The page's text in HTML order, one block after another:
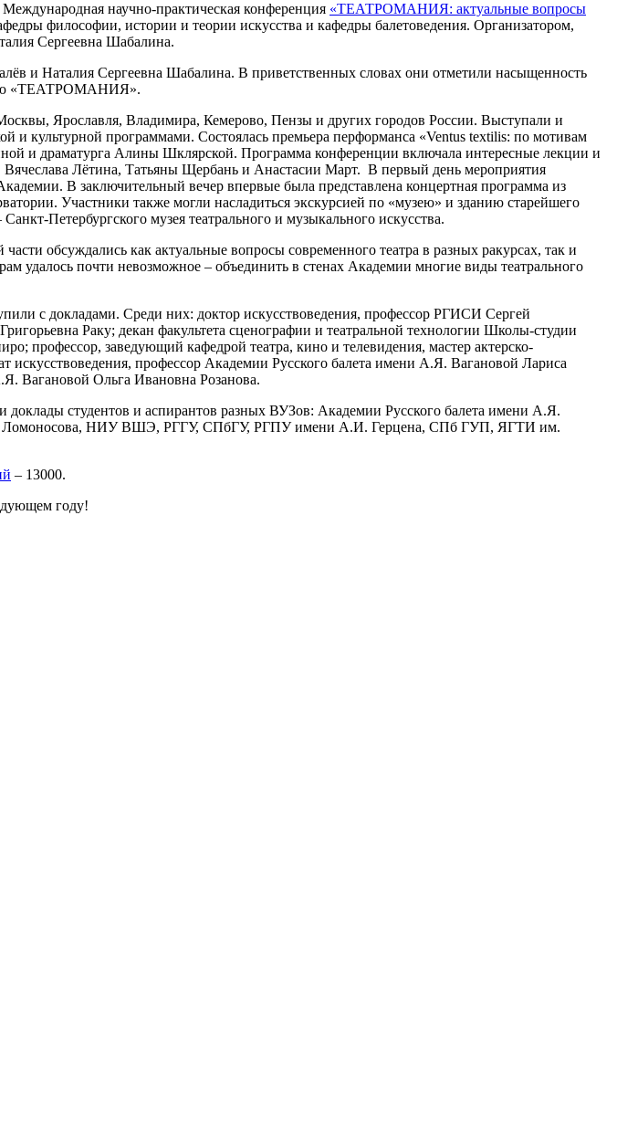
научно-практическая конференция «ТЕАТРОМАНИЯ: актуальные вопросы
философии, истории и теории искусства и кафедры балетоведения. Организатором,
Сергеевна Шабалина.
и Наталия Сергеевна Шабалина. В приветственных словах они отметили насыщенность
«ТЕАТРОМАНИЯ».
Ярославля, Владимира, Кемерово, Пензы и других городов России. Выступали и
культурной программами. Состоялась премьера перформанса «Ventus textilis: по мотивам
и драматурга Алины Шклярской. Программа конференции включала интересные лекции и
Лётина, Татьяны Щербань и Анастасии Март. В первый день мероприятия
В заключительный вечер впервые была представлена концертная программа из
Участники также могли насладиться экскурсией по «музею» и зданию старейшего
Петербургского музея театрального и музыкального искусства.
обсуждались как актуальные вопросы современного театра в разных ракурсах, так и
удалось почти невозможное – объединить в стенах Академии многие виды театрального
с докладами. Среди них: доктор искусствоведения, профессор РГИСИ Сергей
Раку; декан факультета сценографии и театральной технологии Школы-студии
профессор, заведующий кафедрой театра, кино и телевидения, мастер актерско-
профессор Академии Русского балета имени А.Я. Вагановой Лариса
Вагановой Ольга Ивановна Розанова.
студентов и аспирантов разных ВУЗов: Академии Русского балета имени А.Я.
НИУ ВШЭ, РГГУ, СПбГУ, РГПУ имени А.И. Герцена, СПб ГУП, ЯГТИ им.
– 13000.
году!